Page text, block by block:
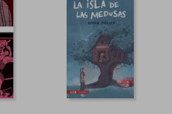
$ 101.359 50%